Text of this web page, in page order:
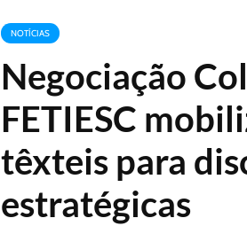
NOTÍCIAS
Negociação
FETIESC
têxteis para
estratégicas